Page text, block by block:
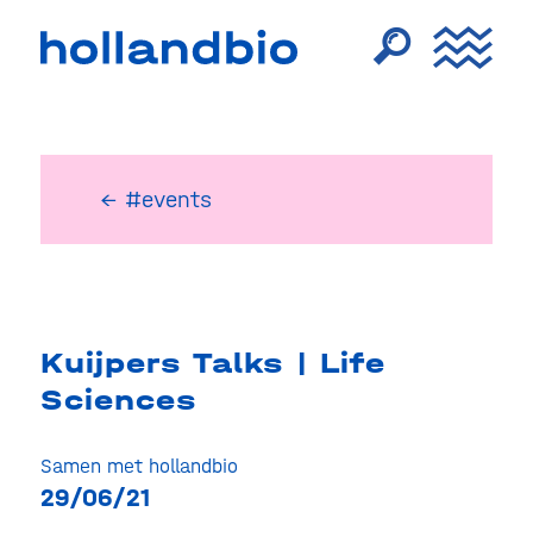
← #events
Kuijpers Talks | Life
Sciences
Samen met hollandbio
29/06/21